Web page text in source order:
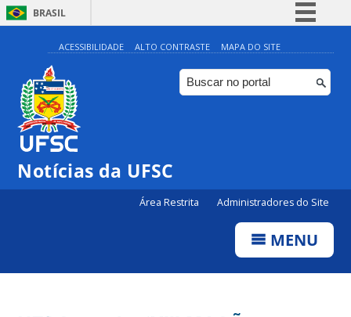
BRASIL
Simplifique!
Comunica BR
Participe
ACESSIBILIDADE ALTO CONTRASTE MAPA DO SITE
Notícias da UFSC
Área Restrita Administradores do Site
MENU